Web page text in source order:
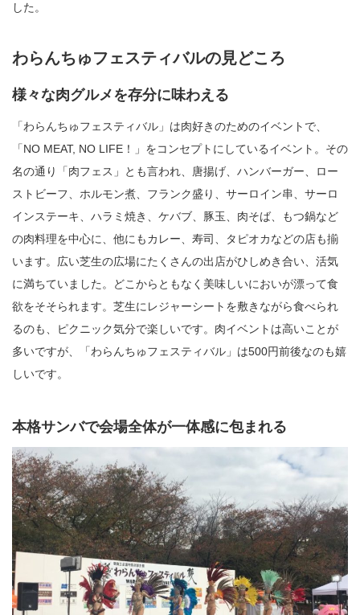
した。
わらんちゅフェスティバルの見どころ
様々な肉グルメを存分に味わえる
「わらんちゅフェスティバル」は肉好きのためのイベントで、
「NO MEAT, NO LIFE！」をコンセプトにしているイベント。その
名の通り「肉フェス」とも言われ、唐揚げ、ハンバーガー、ロー
ストビーフ、ホルモン煮、フランク盛り、サーロイン串、サーロ
インステーキ、ハラミ焼き、ケバブ、豚玉、肉そば、もつ鍋など
の肉料理を中心に、他にもカレー、寿司、タピオカなどの店も揃
います。広い芝生の広場にたくさんの出店がひしめき合い、活気
に満ちていました。どこからともなく美味しいにおいが漂って食
欲をそそられます。芝生にレジャーシートを敷きながら食べられ
るのも、ピクニック気分で楽しいです。肉イベントは高いことが
多いですが、「わらんちゅフェスティバル」は500円前後なのも嬉
しいです。
本格サンバで会場全体が一体感に包まれる